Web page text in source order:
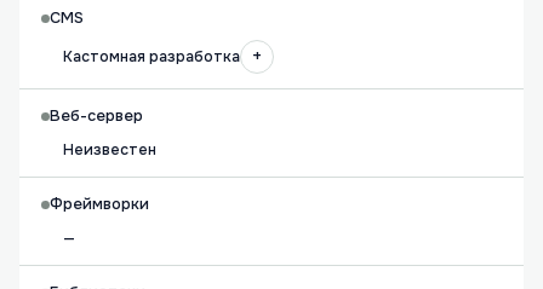
CMS
Кастомная разработка
+
Веб-сервер
Неизвестен
Фреймворки
—